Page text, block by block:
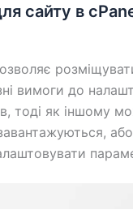
сайту в
вимоги до
тоді як іншому